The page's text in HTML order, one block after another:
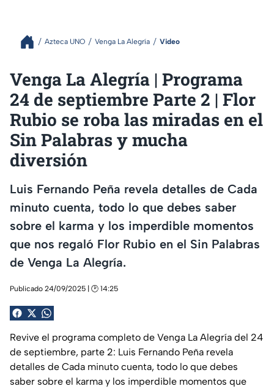
Azteca UNO Venga La Alegría Video
Venga La Alegría | Programa
24 de septiembre Parte 2 | Flor
Rubio se roba las miradas en el
Sin Palabras y mucha
diversión
Luis Fernando Peña revela detalles de Cada
minuto cuenta, todo lo que debes saber
sobre el karma y los imperdible momentos
que nos regaló Flor Rubio en el Sin Palabras
de Venga La Alegría.
Publicado 24/09/2025 | 🕑 14:25
Revive el programa completo de Venga La Alegría del 24
de septiembre, parte 2: Luis Fernando Peña revela
detalles de Cada minuto cuenta, todo lo que debes
saber sobre el karma y los imperdible momentos que